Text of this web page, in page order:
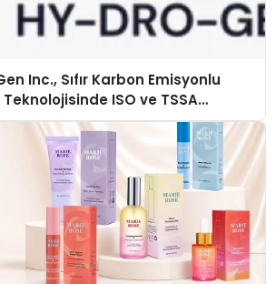
Inc., Sıfır Karbon Emisyonlu
ISO ve TSSA
Aldı